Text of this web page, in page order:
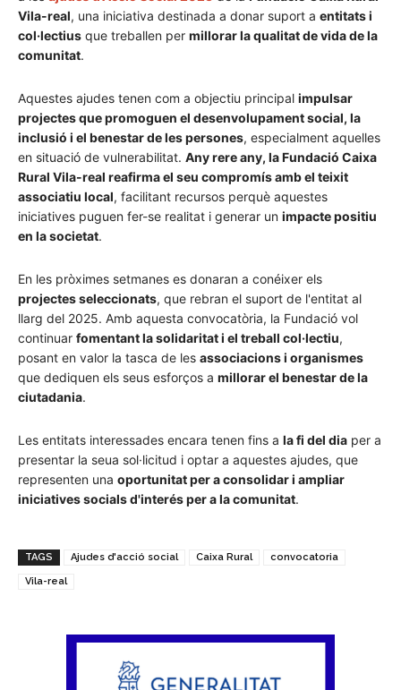
Vila-real, una iniciativa destinada a donar suport a entitats i
col·lectius que treballen per millorar la qualitat de vida de la
comunitat.
Aquestes ajudes tenen com a objectiu principal impulsar
projectes que promoguen el desenvolupament social, la
inclusió i el benestar de les persones, especialment aquelles
en situació de vulnerabilitat. Any rere any, la Fundació Caixa
Rural Vila-real reafirma el seu compromís amb el teixit
associatiu local, facilitant recursos perquè aquestes
iniciatives puguen fer-se realitat i generar un impacte positiu
en la societat.
En les pròximes setmanes es donaran a conéixer els
projectes seleccionats, que rebran el suport de l'entitat al
llarg del 2025. Amb aquesta convocatòria, la Fundació vol
continuar fomentant la solidaritat i el treball col·lectiu,
posant en valor la tasca de les associacions i organismes
que dediquen els seus esforços a millorar el benestar de la
ciutadania.
Les entitats interessades encara tenen fins a la fi del dia per a
presentar la seua sol·licitud i optar a aquestes ajudes, que
representen una oportunitat per a consolidar i ampliar
iniciatives socials d'interés per a la comunitat.
TAGS Ajudes d'acció social Caixa Rural convocatoria
Vila-real